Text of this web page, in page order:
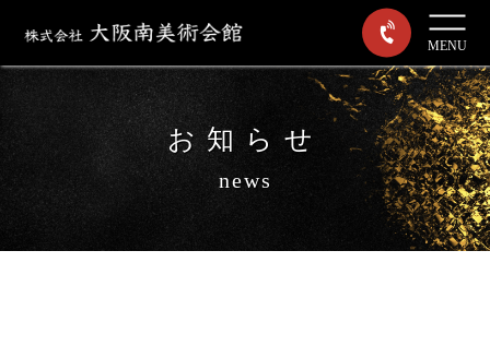
MENU
お知らせ
news